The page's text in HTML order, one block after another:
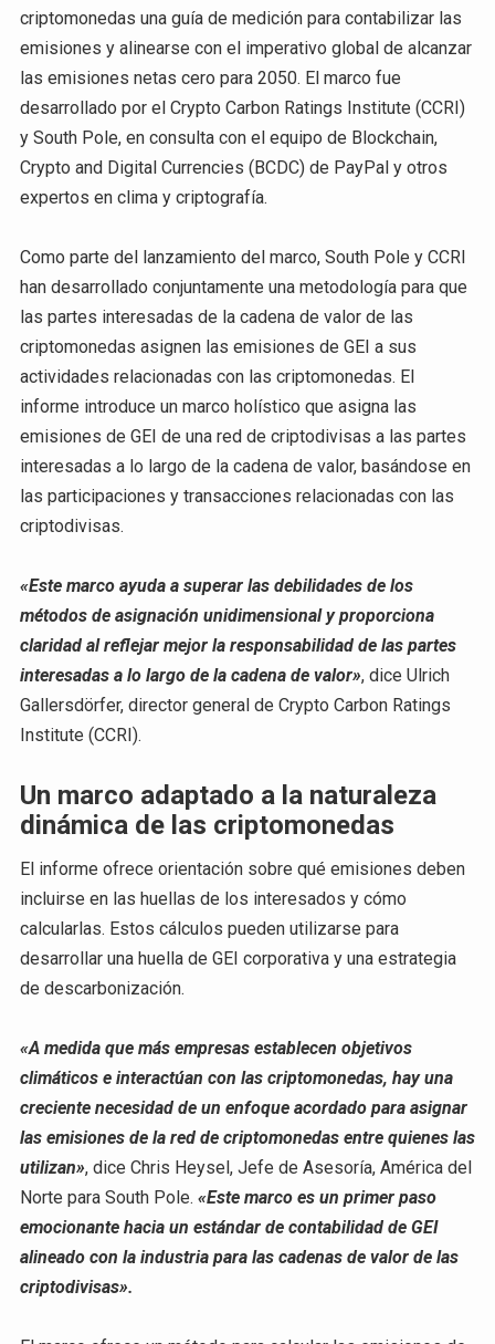
criptomonedas una guía de medición para contabilizar las
emisiones y alinearse con el imperativo global de alcanzar
las emisiones netas cero para 2050. El marco fue
desarrollado por el Crypto Carbon Ratings Institute (CCRI)
y South Pole, en consulta con el equipo de Blockchain,
Crypto and Digital Currencies (BCDC) de PayPal y otros
expertos en clima y criptografía.
Como parte del lanzamiento del marco, South Pole y CCRI
han desarrollado conjuntamente una metodología para que
las partes interesadas de la cadena de valor de las
criptomonedas asignen las emisiones de GEI a sus
actividades relacionadas con las criptomonedas. El
informe introduce un marco holístico que asigna las
emisiones de GEI de una red de criptodivisas a las partes
interesadas a lo largo de la cadena de valor, basándose en
las participaciones y transacciones relacionadas con las
criptodivisas.
«Este marco ayuda a superar las debilidades de los
métodos de asignación unidimensional y proporciona
claridad al reflejar mejor la responsabilidad de las partes
interesadas a lo largo de la cadena de valor», dice Ulrich
Gallersdörfer, director general de Crypto Carbon Ratings
Institute (CCRI).
Un marco adaptado a la naturaleza
dinámica de las criptomonedas
El informe ofrece orientación sobre qué emisiones deben
incluirse en las huellas de los interesados y cómo
calcularlas. Estos cálculos pueden utilizarse para
desarrollar una huella de GEI corporativa y una estrategia
de descarbonización.
«A medida que más empresas establecen objetivos
climáticos e interactúan con las criptomonedas, hay una
creciente necesidad de un enfoque acordado para asignar
las emisiones de la red de criptomonedas entre quienes las
utilizan», dice Chris Heysel, Jefe de Asesoría, América del
Norte para South Pole. «Este marco es un primer paso
emocionante hacia un estándar de contabilidad de GEI
alineado con la industria para las cadenas de valor de las
criptodivisas».